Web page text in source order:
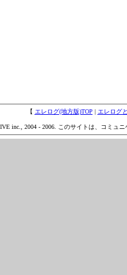
【 エレログ(地方版)TOP | エレログ
inc., 2004 - 2006. このサイトは、コミュ